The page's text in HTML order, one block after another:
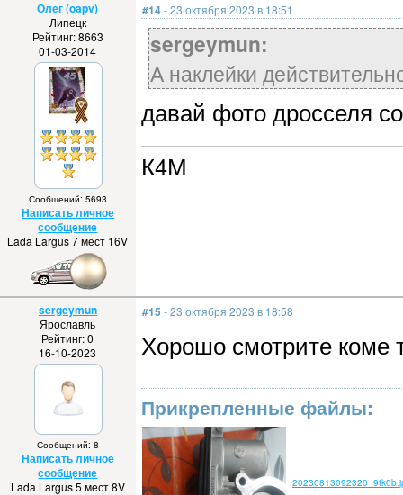
Олег (oapv)
Липецк
Рейтинг: 8663
01-03-2014
Сообщений: 5693
Написать личное
сообщение
Lada Largus 7 мест 16V
#14- 23 октября 2023 в 18:51
sergeymun:
А наклейки
давай фото дросселя
К4М
sergeymun
Ярославль
Рейтинг: 0
16-10-2023
Сообщений: 8
Написать личное
сообщение
Lada Largus 5 мест 8V
#15 - 23 октября 2023 в 18:58
Хорошо смотрите коме
Прикрепленные файлы: